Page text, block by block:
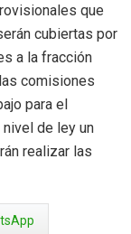
que
cubiertas por
a la fracción
comisiones
para el
de ley un
realizar las